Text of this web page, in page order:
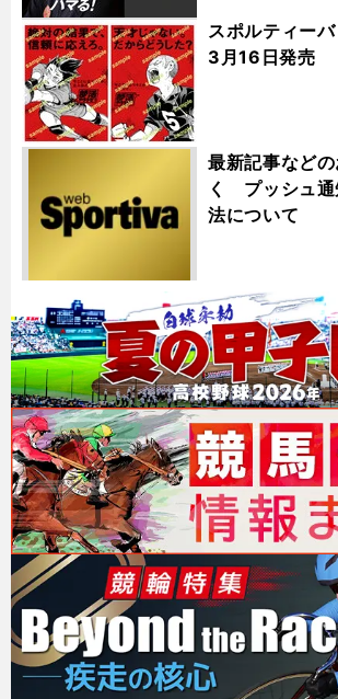
スポルティー
3月16日発売
最新記事など
く プッシュ通
法について